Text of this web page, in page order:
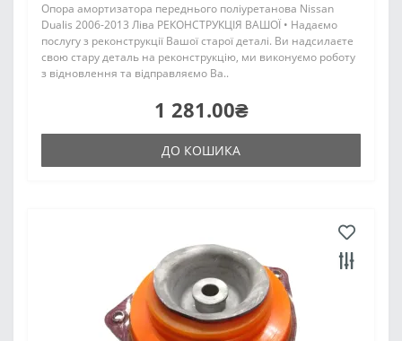
Опора амортизатора переднього поліуретанова Nissan
Dualis 2006-2013 Ліва РЕКОНСТРУКЦІЯ ВАШОЇ • Надаємо
послугу з реконструкції Вашої старої деталі. Ви надсилаєте
свою стару деталь на реконструкцію, ми виконуємо роботу
з відновлення та відправляємо Ва..
1 281.00₴
ДО КОШИКА